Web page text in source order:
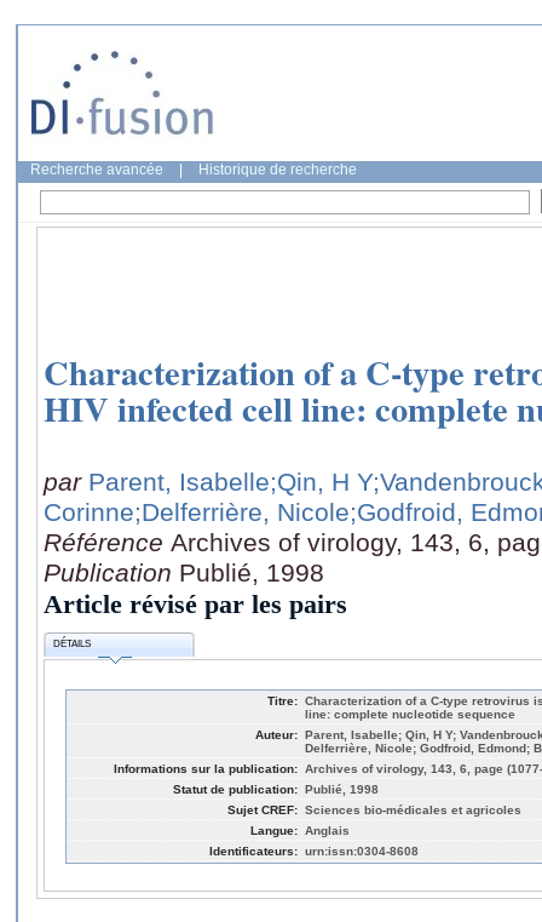
Recherche avancée Historique de recherche
Characterization of a C-type
HIV infected cell line: complete
par Parent, Isabelle;Qin, H Y
Corinne;Delferrière, Nicole;Godfroid,
Référence Archives of virology, 143, 6,
Publication Publié, 1998
Article révisé par les pairs
DÉTAILS
Titre: Characterization of a C-type retrovirus
line: complete nucleotide sequence
Auteur: Parent, Isabelle; Qin, H Y;
Delferrière, Nicole; Godfroid, Edmond;
Informations sur la publication: Archives of virology, 143, 6, page
Statut de publication: Publié, 1998
Sujet CREF: Sciences bio-médicales et agricoles
Langue: Anglais
Identificateurs: urn:issn:0304-8608